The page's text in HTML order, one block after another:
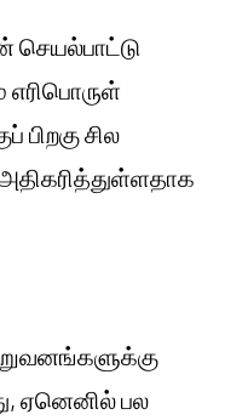
செயல்பாட்டு
எரிபொருள்
பிறகு சில
ஏனெனில் பல